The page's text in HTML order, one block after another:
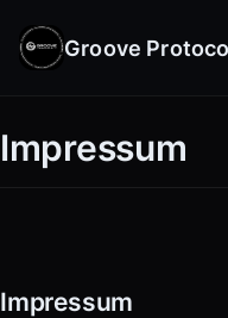
Groove
Impressum
Impressum